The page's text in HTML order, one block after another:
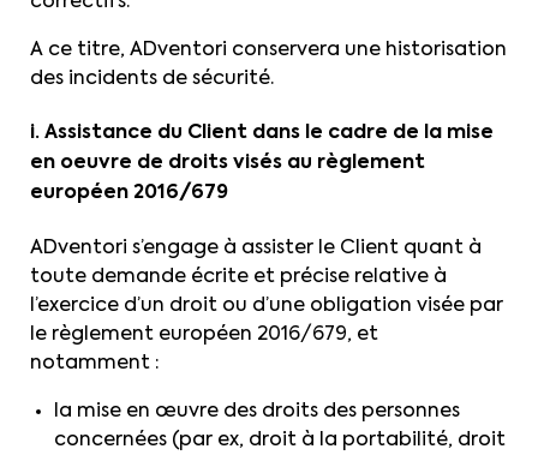
A ce titre, ADventori conservera une historisation
des incidents de sécurité.
i. Assistance du Client dans le cadre de la mise
en oeuvre de droits visés au règlement
européen 2016/679
ADventori s’engage à assister le Client quant à
toute demande écrite et précise relative à
l’exercice d’un droit ou d’une obligation visée par
le règlement européen 2016/679, et
notamment :
la mise en œuvre des droits des personnes
concernées (par ex, droit à la portabilité, droit